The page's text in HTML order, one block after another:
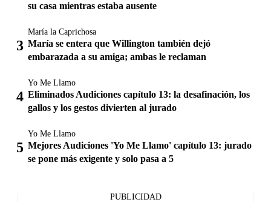
su casa mientras estaba ausente
María la Caprichosa
María se entera que Willington también dejó
embarazada a su amiga; ambas le reclaman
Yo Me Llamo
Eliminados Audiciones capítulo 13: la desafinación, los
gallos y los gestos divierten al jurado
Yo Me Llamo
Mejores Audiciones 'Yo Me Llamo' capítulo 13: jurado
se pone más exigente y solo pasa a 5
PUBLICIDAD